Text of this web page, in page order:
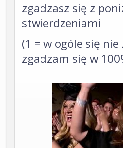
zgadzasz się z
stwierdzeniami
(1 = w ogóle się
zgadzam się w